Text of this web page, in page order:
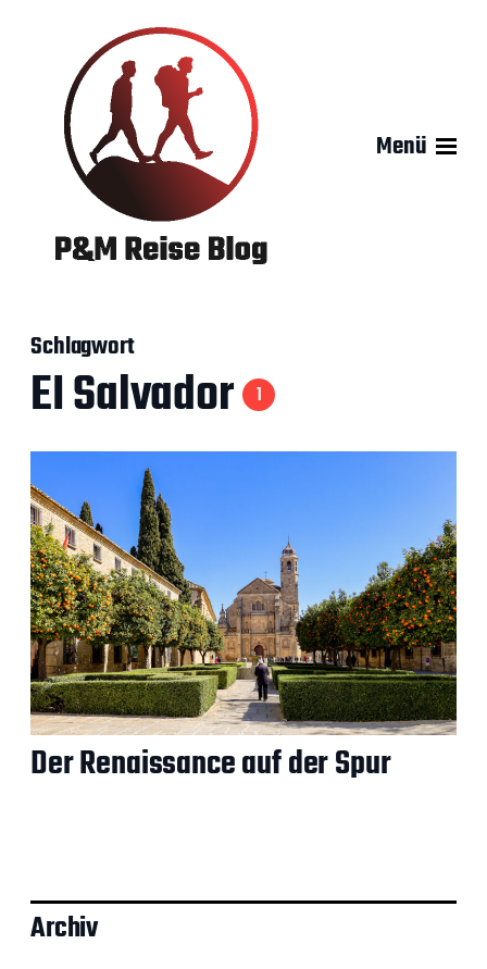
Menü
Schlagwort
EI Salvador 1
Der Renaissance auf der Spur
Archiv